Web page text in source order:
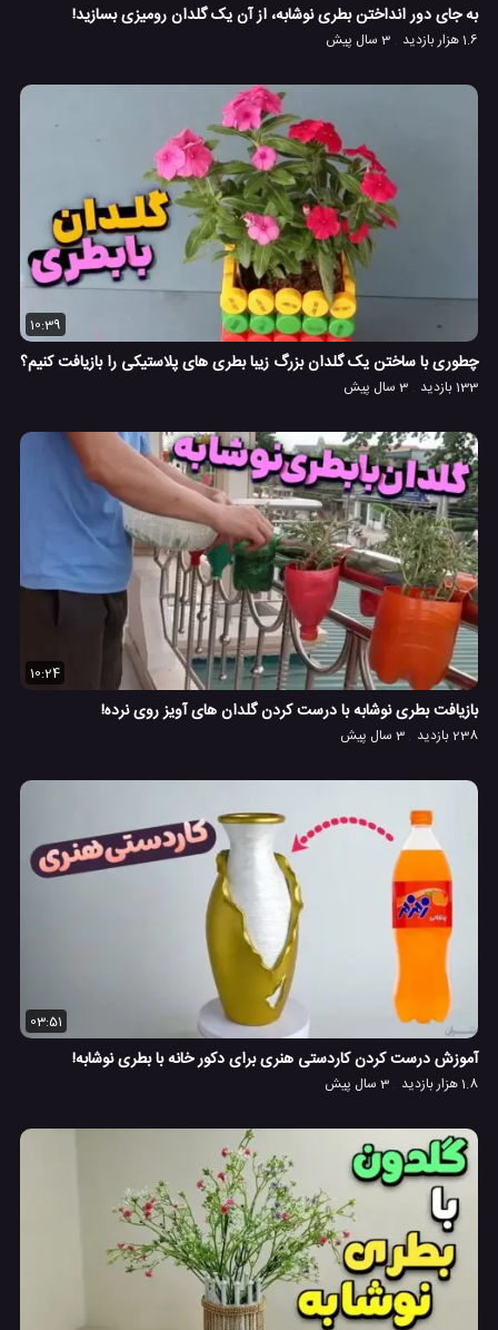
به جای دور انداختن بطری نوشابه، از آن یک گلدان رومیزی بسازید!
1.6 هزار بازدید 3 سال پیش
10:39
چطوری با ساختن یک گلدان بزرگ زیبا بطری های پلاستیکی را بازیافت کنیم؟
133 بازدید 3 سال پیش
10:24
بازیافت بطری نوشابه با درست کردن گلدان های آویز روی نرده!
238 بازدید 3 سال پیش
03:51
آموزش درست کردن کاردستی هنری برای دکور خانه با بطری نوشابه!
1.8 هزار بازدید 3 سال پیش